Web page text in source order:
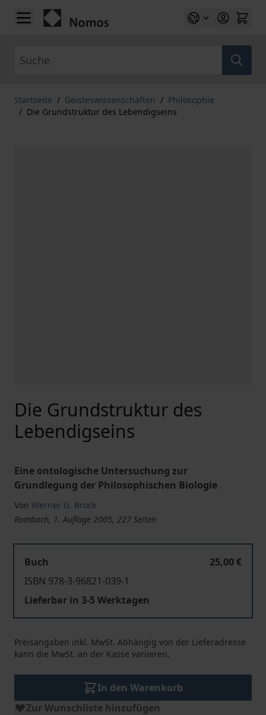
Zum Inhalt springen
Startseite / Geisteswissenschaften / Philosophie
/ Die Grundstruktur des Lebendigseins
Die Grundstruktur des
Lebendigseins
Eine ontologische Untersuchung zur
Grundlegung der Philosophischen Biologie
Von Werner G. Brock
Rombach, 1. Auflage 2005, 227 Seiten
Buch
25,00 €
ISBN 978-3-96821-039-1
Lieferbar in 3-5 Werktagen
Preisangaben inkl. MwSt. Abhängig von der Lieferadresse
kann die MwSt. an der Kasse variieren.
In den Warenkorb
Zur Wunschliste hinzufügen